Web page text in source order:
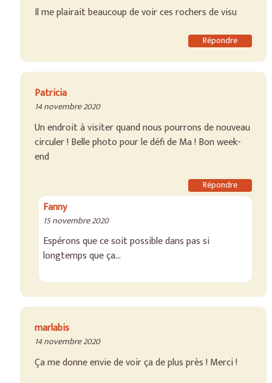
Il me plairait beaucoup de voir ces rochers de visu
Répondre
Patricia
14 novembre 2020
Un endroit à visiter quand nous pourrons de nouveau
circuler ! Belle photo pour le défi de Ma ! Bon week-
end
Répondre
Fanny
15 novembre 2020
Espérons que ce soit possible dans pas si
longtemps que ça…
marlabis
14 novembre 2020
Ça me donne envie de voir ça de plus près ! Merci !